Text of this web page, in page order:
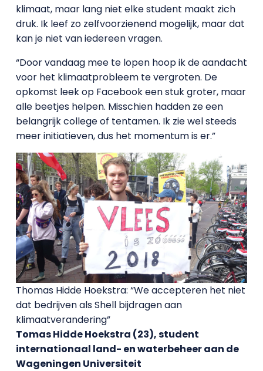
klimaat, maar lang niet elke student maakt zich
druk. Ik leef zo zelfvoorzienend mogelijk, maar dat
kan je niet van iedereen vragen.
“Door vandaag mee te lopen hoop ik de aandacht
voor het klimaatprobleem te vergroten. De
opkomst leek op Facebook een stuk groter, maar
alle beetjes helpen. Misschien hadden ze een
belangrijk college of tentamen. Ik zie wel steeds
meer initiatieven, dus het momentum is er.”
Thomas Hidde Hoekstra: “We accepteren het niet
dat bedrijven als Shell bijdragen aan
klimaatverandering”
Tomas Hidde Hoekstra (23), student
internationaal land- en waterbeheer aan de
Wageningen Universiteit